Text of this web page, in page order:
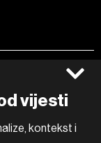
vijesti
kontekst i
BLOOMBERG and
and service marks of